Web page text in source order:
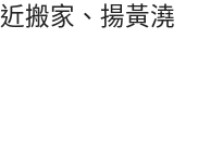
搬家、揚黃澆